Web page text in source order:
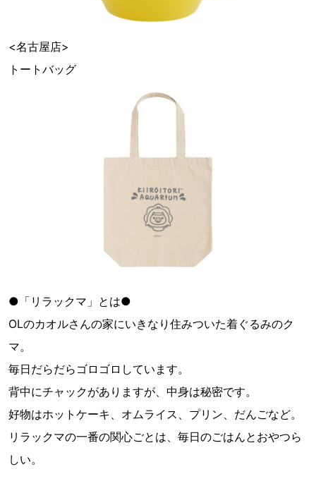
<名古屋店>
トートバッグ
●「リラックマ」とは●
OLのカオルさんの家にいきなり住みついた着ぐるみのク
マ。
毎日だらだらゴロゴロしています。
背中にチャックがありますが、中身は秘密です。
好物はホットケーキ、オムライス、プリン、だんごなど。
リラックマの一番の関心ごとは、毎日のごはんとおやつら
しい。